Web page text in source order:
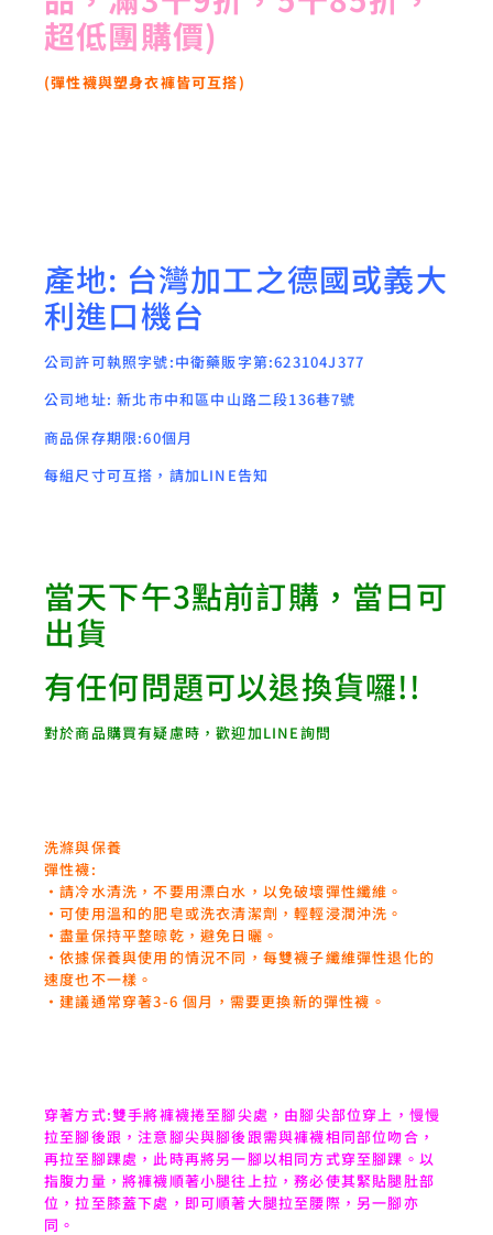
超低團購價)
(彈性襪與塑身衣褲皆可互搭)
產地: 台灣加工之德國或義大
利進口機台
公司許可執照字號:中衛藥販字第:623104J377
公司地址: 新北市中和區中山路二段136巷7號
商品保存期限:60個月
每組尺寸可互搭，請加LINE告知
當天下午3點前訂購，當日可
出貨
有任何問題可以退換貨囉!!
對於商品購買有疑慮時，歡迎加LINE詢問
洗滌與保養
彈性襪:
‧請冷水清洗，不要用漂白水，以免破壞彈性纖維。
‧可使用溫和的肥皂或洗衣清潔劑，輕輕浸潤沖洗。
‧盡量保持平整晾乾，避免日曬。
‧依據保養與使用的情況不同，每雙襪子纖維彈性退化的
速度也不一樣。
‧建議通常穿著3-6 個月，需要更換新的彈性襪。
穿著方式:雙手將褲襪捲至腳尖處，由腳尖部位穿上，慢慢
拉至腳後跟，注意腳尖與腳後跟需與褲襪相同部位吻合，
再拉至腳踝處，此時再將另一腳以相同方式穿至腳踝。以
指腹力量，將褲襪順著小腿往上拉，務必使其緊貼腿肚部
位，拉至膝蓋下處，即可順著大腿拉至腰際，另一腳亦
同。